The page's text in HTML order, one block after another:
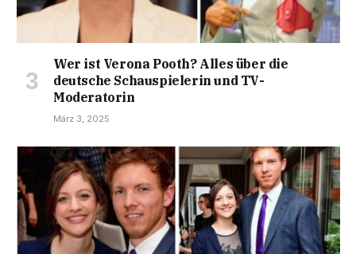
Wer ist Verona Pooth? Alles über die
deutsche Schauspielerin und TV-
Moderatorin
März 3, 2025